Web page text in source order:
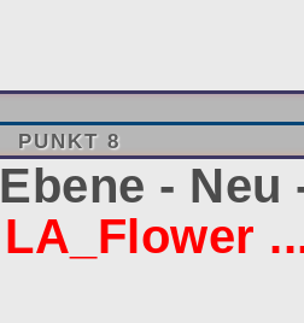
PUNKT 8
Ebene -
LA_Flower